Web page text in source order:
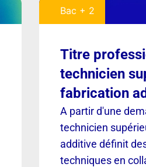
Bac + 2
Titre
technicien
fabrication
A partir d'une
technicien
additive définit
techniques en